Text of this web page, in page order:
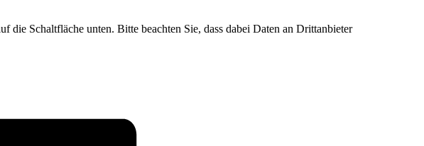
die Schaltfläche unten. Bitte beachten Sie, dass dabei Daten an Drittanbieter